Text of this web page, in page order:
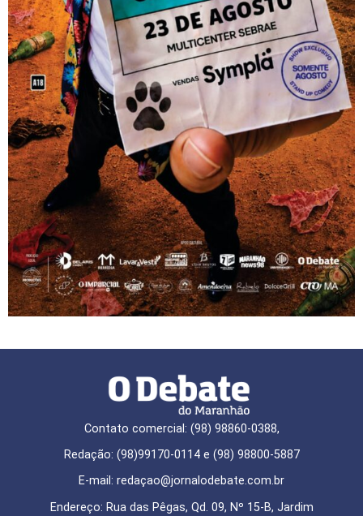
Contato comercial: (98) 98860-0388,
Redação: (98)99170-0114 e (98) 98800-5887
E-mail: redaçao@jornalodebate.com.br
Endereço: Rua das Pêgas, Qd. 09, Nº 15-B, Jardim